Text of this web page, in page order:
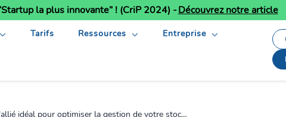
la plus innovante” ! (CriP 2024) -Découvrez notre article
Tarifs Ressources Entreprise
pour optimiser la gestion de votre stock avec K inventory